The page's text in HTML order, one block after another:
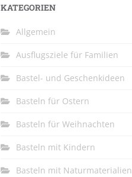
KATEGORIEN
Allgemein
Ausflugsziele für Familien
Bastel- und Geschenkideen
Basteln für Ostern
Basteln für Weihnachten
Basteln mit Kindern
Basteln mit Naturmaterialien